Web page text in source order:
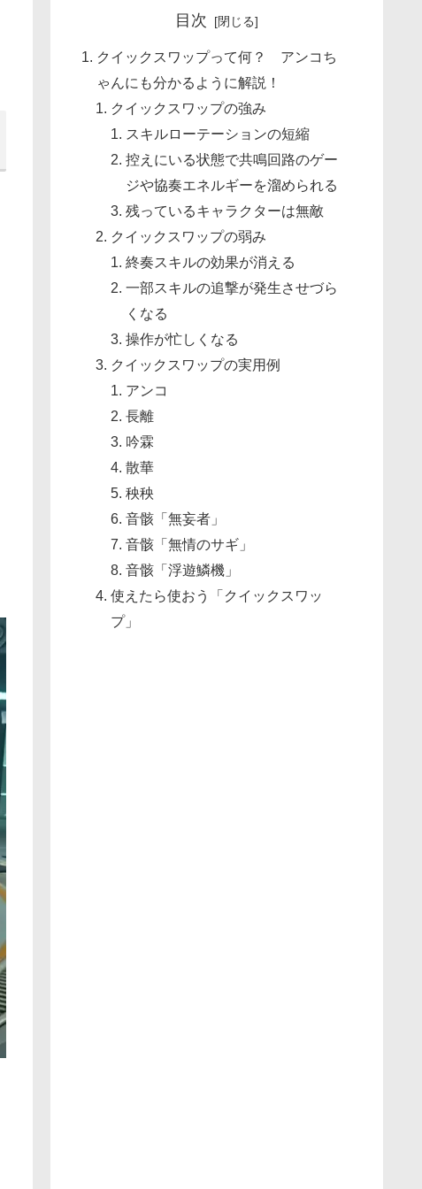
目次
クイックスワップって何？ アンコち
ゃんにも分かるように解説！
クイックスワップの強み
スキルローテーションの短縮
控えにいる状態で共鳴回路のゲー
ジや協奏エネルギーを溜められる
残っているキャラクターは無敵
クイックスワップの弱み
終奏スキルの効果が消える
一部スキルの追撃が発生させづら
くなる
操作が忙しくなる
クイックスワップの実用例
アンコ
長離
吟霖
散華
秧秧
音骸「無妄者」
音骸「無情のサギ」
音骸「浮遊鱗機」
使えたら使おう「クイックスワッ
プ」